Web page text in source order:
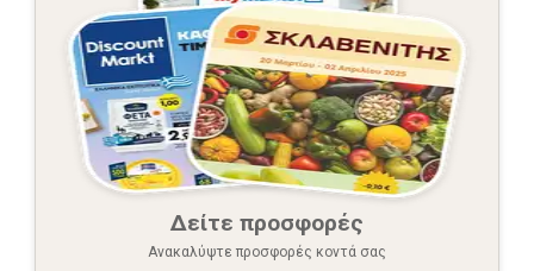
Δείτε προσφορές
Ανακαλύψτε προσφορές κοντά σας